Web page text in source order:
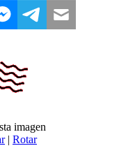
imagen
| Rotar